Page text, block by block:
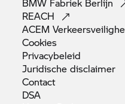
REACH
ACEM
Cookies
Privacybeleid
Juridischedisclaimer
Contact
DSA